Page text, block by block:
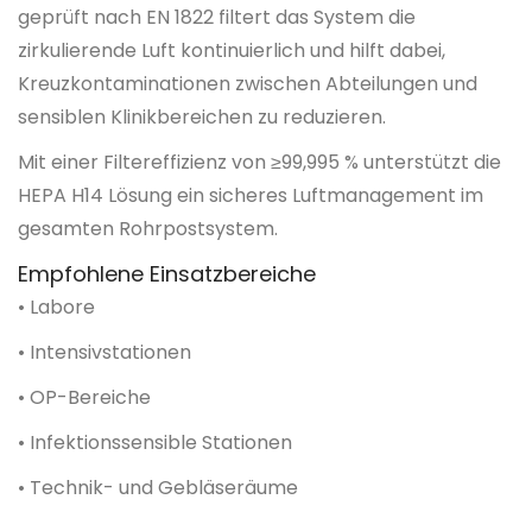
geprüft nach EN 1822 filtert das System die
zirkulierende Luft kontinuierlich und hilft dabei,
Kreuzkontaminationen zwischen Abteilungen und
sensiblen Klinikbereichen zu reduzieren.
Mit einer Filtereffizienz von ≥99,995 % unterstützt die
HEPA H14 Lösung ein sicheres Luftmanagement im
gesamten Rohrpostsystem.
Empfohlene Einsatzbereiche
• Labore
• Intensivstationen
• OP-Bereiche
• Infektionssensible Stationen
• Technik- und Gebläseräume